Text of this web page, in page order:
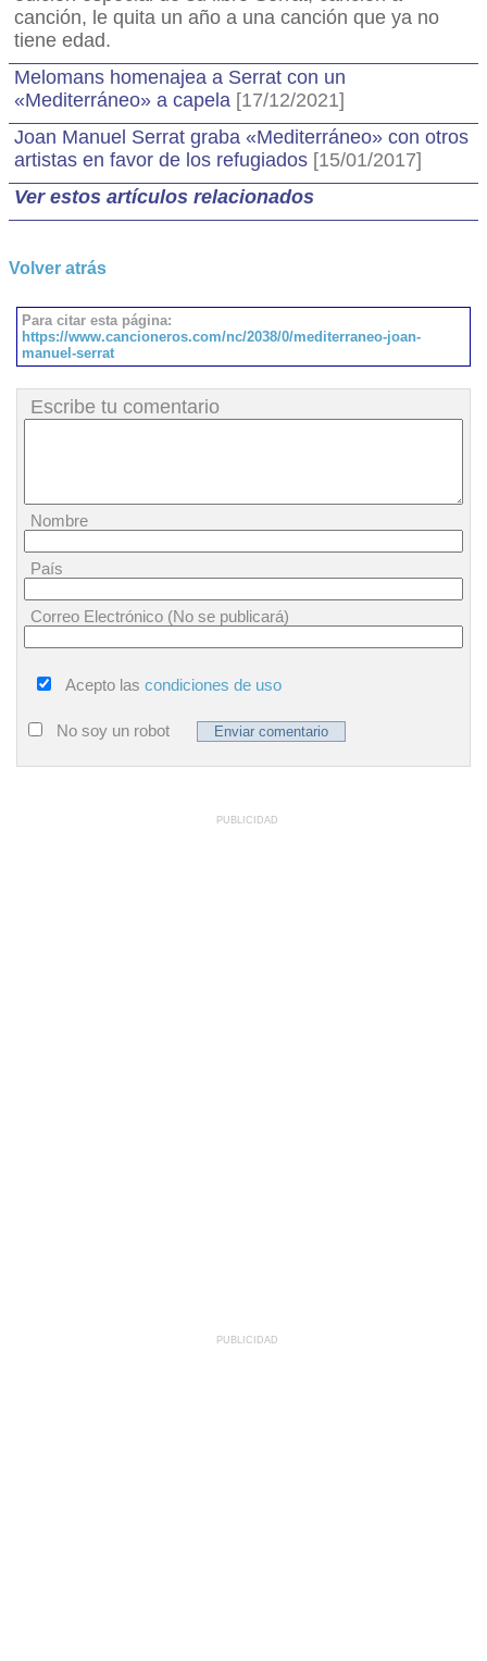
canción, le quita un año a una canción que ya no
tiene edad.
Melomans homenajea a Serrat con un
«Mediterráneo» a capela [17/12/2021]
Joan Manuel Serrat graba «Mediterráneo» con otros
artistas en favor de los refugiados [15/01/2017]
Ver estos artículos relacionados
Volver atrás
Para citar esta página:
https://www.cancioneros.com/nc/2038/0/mediterraneo-joan-
manuel-serrat
Escribe tu comentario
Nombre
País
Correo Electrónico (No se publicará)
Acepto las condiciones de uso
No soy un robot
PUBLICIDAD
PUBLICIDAD